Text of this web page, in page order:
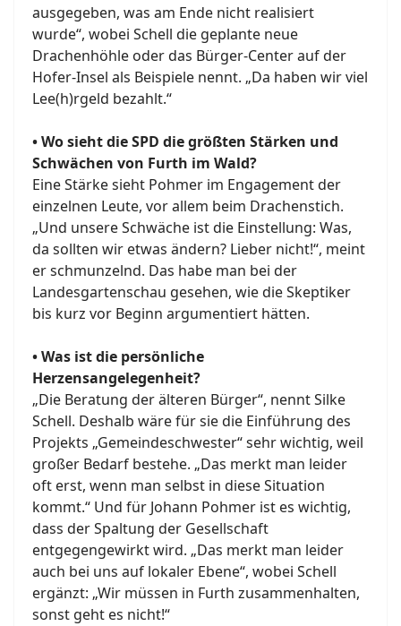
ausgegeben, was am Ende nicht realisiert
wurde“, wobei Schell die geplante neue
Drachenhöhle oder das Bürger-Center auf der
Hofer-Insel als Beispiele nennt. „Da haben wir viel
Lee(h)rgeld bezahlt.“
• Wo sieht die SPD die größten Stärken und
Schwächen von Furth im Wald?
Eine Stärke sieht Pohmer im Engagement der
einzelnen Leute, vor allem beim Drachenstich.
„Und unsere Schwäche ist die Einstellung: Was,
da sollten wir etwas ändern? Lieber nicht!“, meint
er schmunzelnd. Das habe man bei der
Landesgartenschau gesehen, wie die Skeptiker
bis kurz vor Beginn argumentiert hätten.
• Was ist die persönliche
Herzensangelegenheit?
„Die Beratung der älteren Bürger“, nennt Silke
Schell. Deshalb wäre für sie die Einführung des
Projekts „Gemeindeschwester“ sehr wichtig, weil
großer Bedarf bestehe. „Das merkt man leider
oft erst, wenn man selbst in diese Situation
kommt.“ Und für Johann Pohmer ist es wichtig,
dass der Spaltung der Gesellschaft
entgegengewirkt wird. „Das merkt man leider
auch bei uns auf lokaler Ebene“, wobei Schell
ergänzt: „Wir müssen in Furth zusammenhalten,
sonst geht es nicht!“